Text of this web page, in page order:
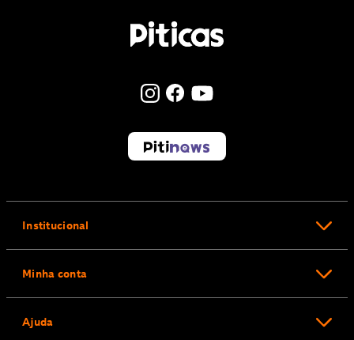
Institucional
Minha conta
Ajuda